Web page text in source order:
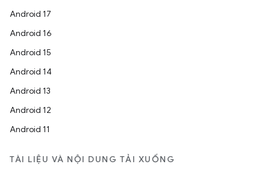
Android 17
Android 16
Android 15
Android 14
Android 13
Android 12
Android 11
TÀI LIỆU VÀ NỘI DUNG TẢI XUỐNG